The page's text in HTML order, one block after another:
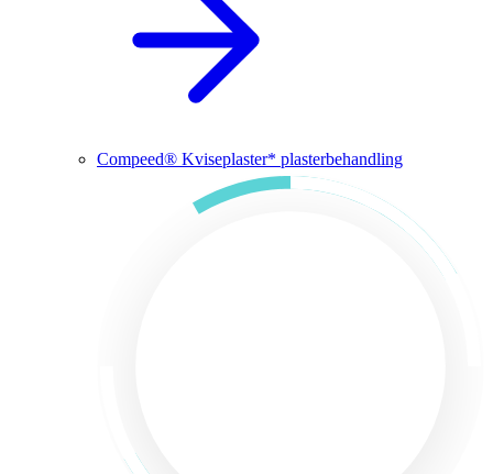
Compeed® Kviseplaster* plasterbehandling